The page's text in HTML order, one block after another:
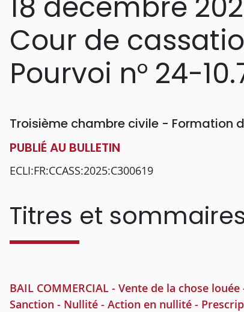
Cour de
Pourvoi n° 24-
Troisième chambre civile - Formation
PUBLIÉ AU BULLETIN
ECLI:FR:CCASS:2025:C300619
Titres et
BAIL COMMERCIAL - Vente de la chose
Sanction - Nullité - Action en nullité -